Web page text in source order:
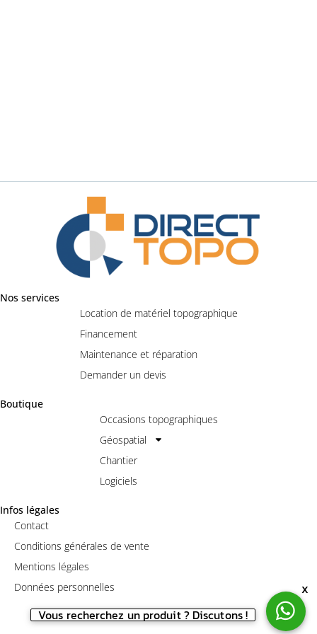
Vous recherchez un produit ? Discutons !
x
Nos services
Location de matériel topographique
Financement
Maintenance et réparation
Demander un devis
Boutique
Occasions topographiques
Géospatial
Chantier
Logiciels
Infos légales
Contact
Conditions générales de vente
Mentions légales
Données personnelles